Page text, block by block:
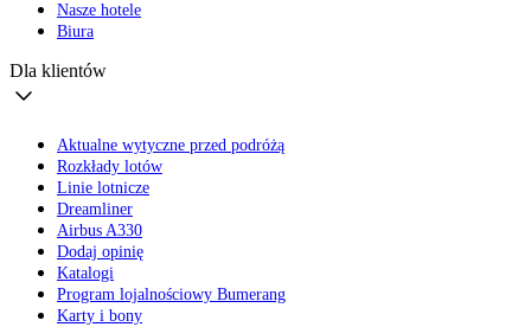
Nasze hotele
Biura
Dla klientów
Aktualne wytyczne przed podróżą
Rozkłady lotów
Linie lotnicze
Dreamliner
Airbus A330
Dodaj opinię
Katalogi
Program lojalnościowy Bumerang
Karty i bony